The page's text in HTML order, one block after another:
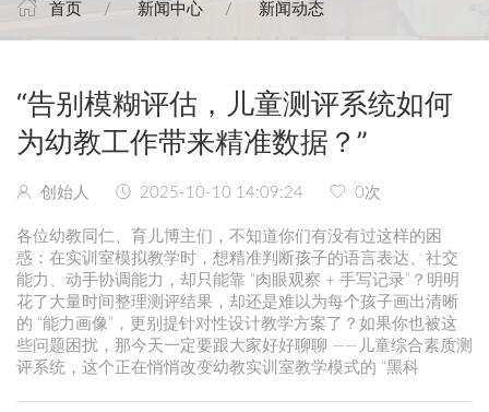
首页 新闻中心 新闻动态
“告别模糊评估，儿童测评系统如何
为幼教工作带来精准数据？”
创始人 2025-10-10 14:09:24 0次
各位幼教同仁、育儿博主们，不知道你们有没有过这样的困
惑：在实训室模拟教学时，想精准判断孩子的语言表达、社交
能力、动手协调能力，却只能靠 “肉眼观察 + 手写记录”？明明
花了大量时间整理测评结果，却还是难以为每个孩子画出清晰
的 “能力画像”，更别提针对性设计教学方案了？如果你也被这
些问题困扰，那今天一定要跟大家好好聊聊 ——儿童综合素质测
评系统，这个正在悄悄改变幼教实训室教学模式的 “黑科